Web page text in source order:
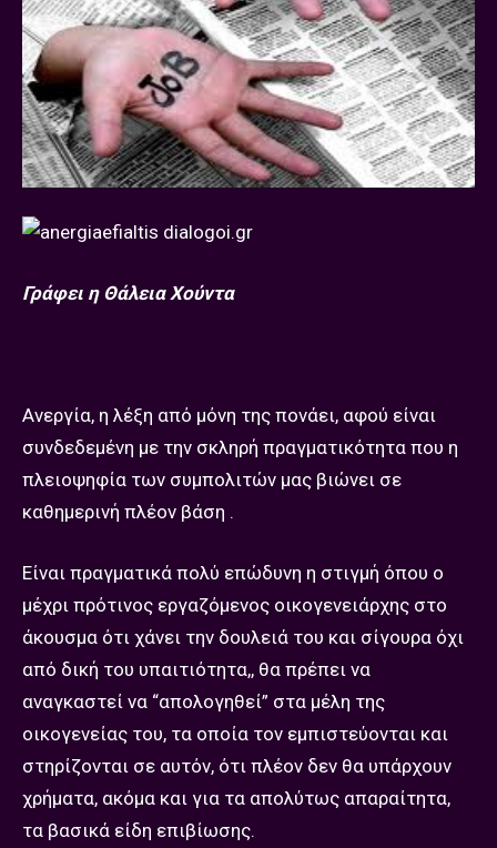
Γράφει η Θάλεια Χούντα
Ανεργία, η λέξη από μόνη της πονάει, αφού είναι
συνδεδεμένη με την σκληρή πραγματικότητα που η
πλειοψηφία των συμπολιτών μας βιώνει σε
καθημερινή πλέον βάση .
Είναι πραγματικά πολύ επώδυνη η στιγμή όπου ο
μέχρι πρότινος εργαζόμενος οικογενειάρχης στο
άκουσμα ότι χάνει την δουλειά του και σίγουρα όχι
από δική του υπαιτιότητα,, θα πρέπει να
αναγκαστεί να “απολογηθεί” στα μέλη της
οικογενείας του, τα οποία τον εμπιστεύονται και
στηρίζονται σε αυτόν, ότι πλέον δεν θα υπάρχουν
χρήματα, ακόμα και για τα απολύτως απαραίτητα,
τα βασικά είδη επιβίωσης.